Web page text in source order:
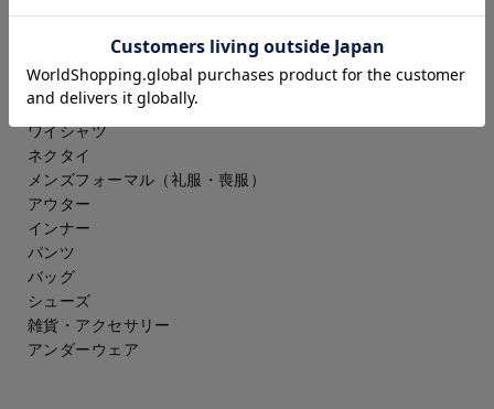
スラックス
アイシャツ
ワイシャツ
ネクタイ
メンズフォーマル （礼服・喪服）
アウター
インナー
パンツ
バッグ
シューズ
雑貨・アクセサリー
アンダーウェア